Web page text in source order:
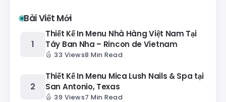
Bài Viết Mới
Thiết Kế In Menu Nhà Hàng Việt Nam Tại
Tây Ban Nha – Rincon de Vietnam
33 Views8 Min Read
Thiết Kế In Menu Mica Lush Nails & Spa tại
San Antonio, Texas
39 Views7 Min Read